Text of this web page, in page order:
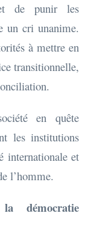
et de punir les
un cri unanime.
à mettre en
transitionnelle,
en quête
les institutions
internationale et
l’homme.
démocratie